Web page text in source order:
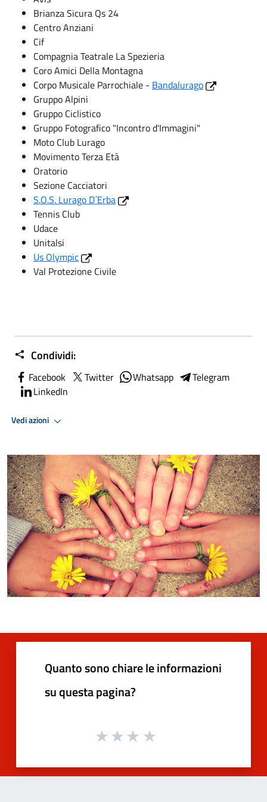
Brianza Sicura Qs 24
Centro Anziani
Cif
Compagnia Teatrale La Spezieria
Coro Amici Della Montagna
Corpo Musicale Parrochiale - Bandalurago
Gruppo Alpini
Gruppo Ciclistico
Gruppo Fotografico "Incontro d'Immagini"
Moto Club Lurago
Movimento Terza Età
Oratorio
Sezione Cacciatori
S.O.S. Lurago D´Erba
Tennis Club
Udace
Unitalsi
Us Olympic
Val Protezione Civile
Condividi:
Facebook Twitter Whatsapp
Telegram
LinkedIn
Vedi azioni
Quanto sono chiare le informazioni
su questa pagina?